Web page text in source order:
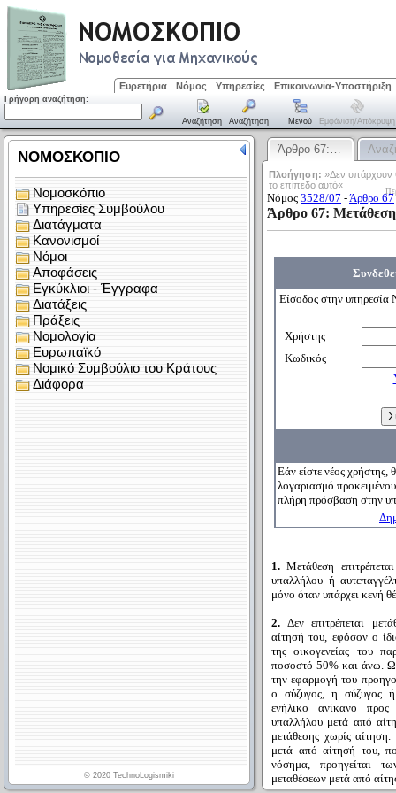
Ευρετήρια Νόμος Υπηρεσίες Επικοινωνία-Υποστήριξη
Γρήγορη αναζήτηση:
Αναζήτηση Αναζήτηση Μενού Εμφάνιση/απόκρυψη
Άρθρο 67:…